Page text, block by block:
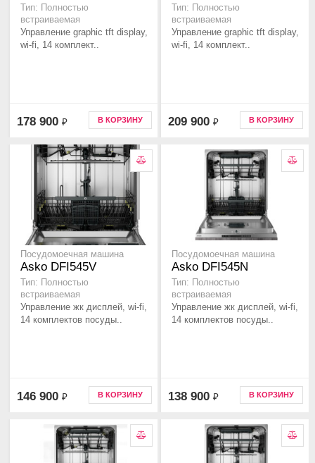
Тип: Полностью
встраиваемая
Управление graphic tft display,
wi-fi, 14 комплект..
178 900 ₽ В КОРЗИНУ
Тип: Полностью
встраиваемая
Управление graphic tft display,
wi-fi, 14 комплект..
209 900 ₽ В КОРЗИНУ
Посудомоечная машина
Asko DFI545V
Тип: Полностью
встраиваемая
Управление жк дисплей, wi-fi,
14 комплектов посуды..
146 900 ₽ В КОРЗИНУ
Посудомоечная машина
Asko DFI545N
Тип: Полностью
встраиваемая
Управление жк дисплей, wi-fi,
14 комплектов посуды..
138 900 ₽ В КОРЗИНУ